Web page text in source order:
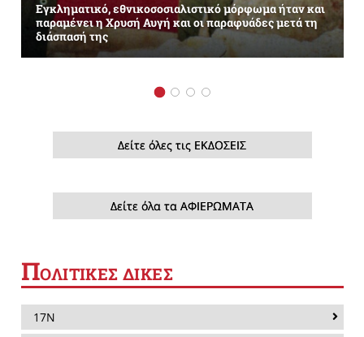
Εγκληματικό, εθνικοσοσιαλιστικό μόρφωμα ήταν και
παραμένει η Χρυσή Αυγή και οι παραφυάδες μετά τη
διάσπασή της
Δείτε όλες τις ΕΚΔΟΣΕΙΣ
Δείτε όλα τα ΑΦΙΕΡΩΜΑΤΑ
ΠΟΛΙΤΙΚΕΣ ΔΙΚΕΣ
17Ν